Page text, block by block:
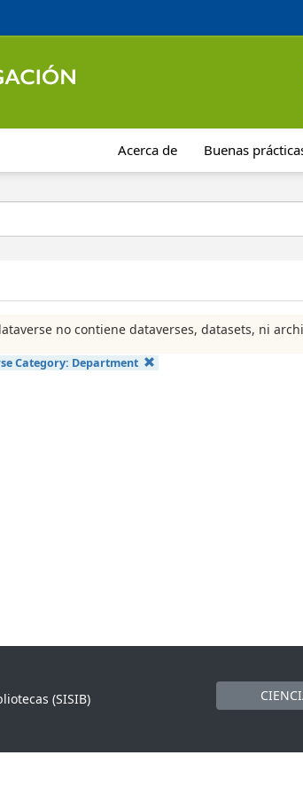
Acerca de Buenas
no contiene dataverses, datasets, ni
Category: Department
(SISIB)